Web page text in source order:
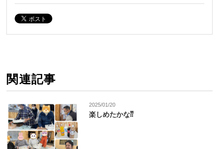
関連記事
2025/01/20
楽しめたかな⁇